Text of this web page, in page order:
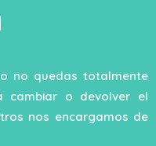
no quedas totalmente
cambiar o devolver el
nos encargamos de